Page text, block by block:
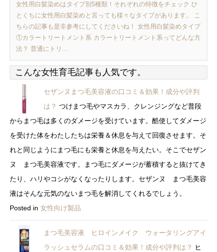
女性用白髪染めはタイプ別5種類！それぞれの特徴をチェック ひ
とくちに女性用白髪染めと言っても様々なタイプがあります。 こ
ちらの記事も是非参考にしてくださいね！ 女性用白髪染めタイプ
①カラートリートメント系 カラートリートメント系ってどんな方
法？ 普通にトリ...
こんな女性育毛記事も人気です。
セザンヌまつ毛美容液の口コミ＆効果！成分や評判
は？ つけまつ毛やマスカラ、クレンジングなど普段
からまつ毛は多くのダメージを受けています。酷使してダメージ
を受けた体をわたしたちは栄養＆休息を与えて回復させます。そ
れと同じようにまつ毛にも栄養と休息を与えたい。そこでセザン
ヌ まつ毛美容液です。まつ毛にダメージが蓄積すると抜けてき
たり、ハリやコシがなくなったりします。セザンヌ まつ毛美容
液はそんな元気のないまつ毛を解消してくれるでしょう。
Posted in 女性向け製品
まつ毛美容液 ヒロインメイク ウォータリングアイ
ラッシュセラムの口コミ＆効果！成分や評判は？
ヒ